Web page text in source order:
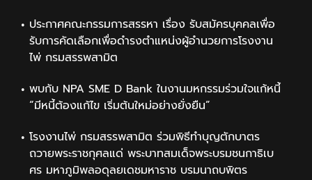
ประกาศคณะกรรมการสรรหา เรื่อง รับสมัครบุคคลเพื่อ
รับการคัดเลือกเพื่อดำรงตำแหน่งผู้อำนวยการโรงงาน
ไพ่ กรมสรรพสามิต
พบกับ NPA SME D Bank ในงานมหกรรมร่วมใจแก้หนี้
“มีหนี้ต้องแก้ไข เริ่มต้นใหม่อย่างยั่งยืน”
โรงงานไพ่ กรมสรรพสามิต ร่วมพิธีทำบุญตักบาตร
ถวายพระราชกุศลแด่ พระบาทสมเด็จพระบรมชนกาธิเบ
ศร มหาภูมิพลอดุลยเดชมหาราช บรมนาถบพิตร